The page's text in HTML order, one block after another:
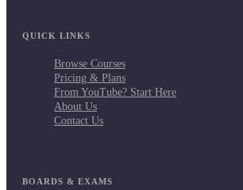
QUICK LINKS
Browse Courses
Pricing & Plans
From YouTube? Start Here
About Us
Contact Us
BOARDS & EXAMS